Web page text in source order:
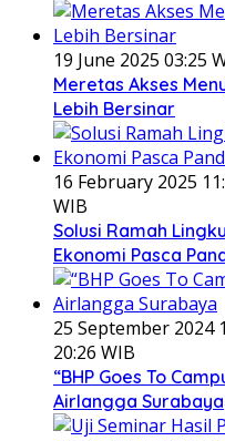
19 June 2025 03:25
Meretas Akses
Lebih Bersinar
16 February 2025
WIB
Solusi Ramah
Ekonomi Pasca
25 September 2024
20:26 WIB
“BHP Goes To
Airlangga Surabaya